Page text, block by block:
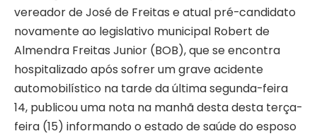
vereador de José de Freitas e atual pré-candidato
novamente ao legislativo municipal Robert de
Almendra Freitas Junior (BOB), que se encontra
hospitalizado após sofrer um grave acidente
automobilístico na tarde da última segunda-feira
14, publicou uma nota na manhã desta desta terça-
feira (15) informando o estado de saúde do esposo